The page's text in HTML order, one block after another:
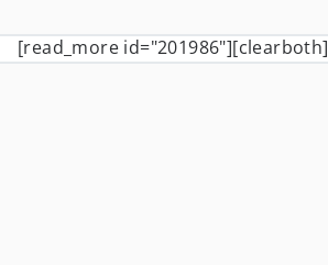
[read_more id="201986"][clearboth]